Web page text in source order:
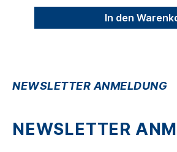
In den
NEWSLETTER ANMELDUNG
NEWSLETTER